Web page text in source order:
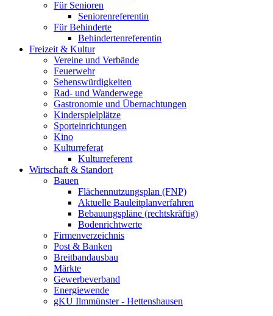
Für Senioren
Seniorenreferentin
Für Behinderte
Behindertenreferentin
Freizeit & Kultur
Vereine und Verbände
Feuerwehr
Sehenswürdigkeiten
Rad- und Wanderwege
Gastronomie und Übernachtungen
Kinderspielplätze
Sporteinrichtungen
Kino
Kulturreferat
Kulturreferent
Wirtschaft & Standort
Bauen
Flächennutzungsplan (FNP)
Aktuelle Bauleitplanverfahren
Bebauungspläne (rechtskräftig)
Bodenrichtwerte
Firmenverzeichnis
Post & Banken
Breitbandausbau
Märkte
Gewerbeverband
Energiewende
gKU Ilmmünster - Hettenshausen